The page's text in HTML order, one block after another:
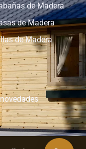
de Madera
de Madera
de Madera